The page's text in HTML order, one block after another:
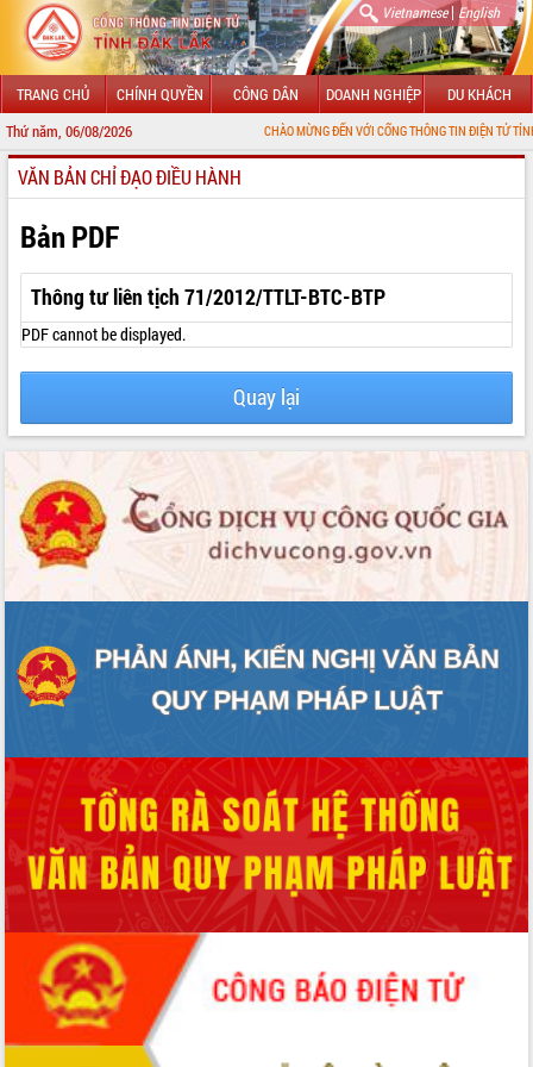
Vietnamese| English
TRANG CHỦ CHÍNH QUYỀN CÔNG DÂN DOANH NGHIỆP DU KHÁCH
Thứ năm, 06/08/2026 CHÀO MỪNG ĐẾN VỚI CỔNG THÔNG TIN ĐIỆN TỬ TỈNH ĐẮK LẮK
GIỚI THIỆU
LÃNH ĐẠO UBND TỈNH
TIN TỨC SỰ KIỆN
SỞ, BAN, NGÀNH
UBND CÁC XÃ, PHƯỜNG
THÔNG TIN CHỈ ĐẠO ĐIỀU HÀNH
VĂN BẢN HĐND TỈNH
ĐIỂM TIN VĂN BẢN
VĂN BẢN CHỈ ĐẠO ĐIỀU HÀNH
Bản PDF
Thông tư liên tịch 71/2012/TTLT-BTC-BTP
PDF cannot be displayed.
Quay lại